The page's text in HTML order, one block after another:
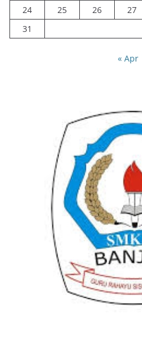
24
25 26 27
31
« Apr